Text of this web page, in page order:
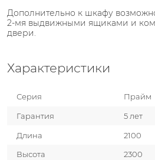
Дополнительно к шкафу
2-мя выдвижными ящиками и
двери.
Характеристики
Серия Прайм
Гарантия 5 лет
Длина 2100
Высота 2300